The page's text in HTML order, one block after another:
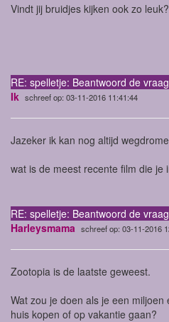
Vindt jij bruidjes kijken ook zo leuk?
RE: spelletje: Beantwoord de vraag
Ik schreef op: 03-11-2016 11:41:44
Jazeker ik kan nog altijd
wat is de meest recente film die je
RE: spelletje: Beantwoord de vraag
Harleysmama schreef op: 03-11-2016
Zootopia is de laatste geweest.
Wat zou je doen als je een
huis kopen of op vakantie gaan?